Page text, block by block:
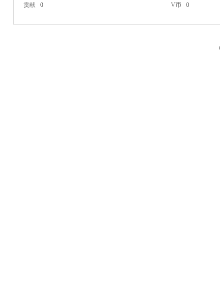
贡献
0 V币 0